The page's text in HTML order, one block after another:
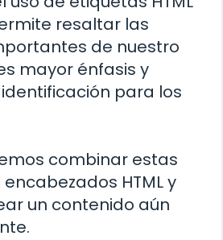
resaltar las
de nuestro
mayor énfasis y
para los
combinar estas
HTML y
un contenido aún